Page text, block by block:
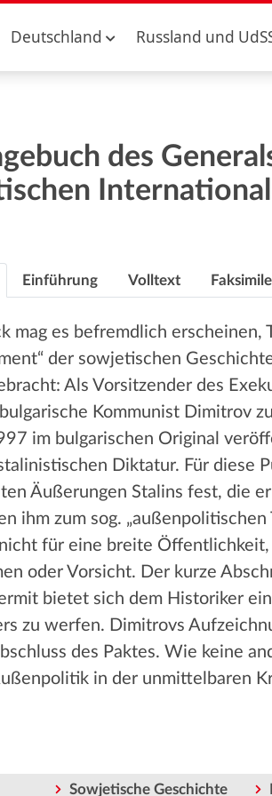
Deutschland Russland und
des
Einführung Volltext Faksimile
mag es befremdlich erscheinen,
der sowjetischen
Als Vorsitzender des
Kommunist Dimitrov
im bulgarischen Original
Diktatur. Für diese
Äußerungen Stalins fest, die
ihm zum sog.
für eine breite
oder Vorsicht. Der kurze
bietet sich dem Historiker
zu werfen. Dimitrovs
des Paktes. Wie keine
in der unmittelbaren
Sowjetische Geschichte